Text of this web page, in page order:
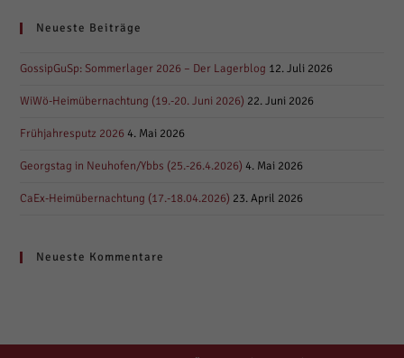
Neueste Beiträge
GossipGuSp: Sommerlager 2026 – Der Lagerblog 12. Juli 2026
WiWö-Heimübernachtung (19.-20. Juni 2026) 22. Juni 2026
Frühjahresputz 2026 4. Mai 2026
Georgstag in Neuhofen/Ybbs (25.-26.4.2026) 4. Mai 2026
CaEx-Heimübernachtung (17.-18.04.2026) 23. April 2026
Neueste Kommentare